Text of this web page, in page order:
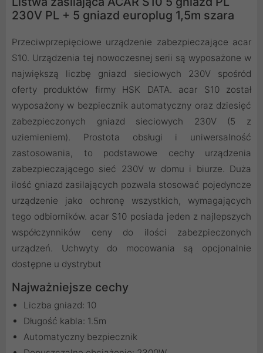
230V PL + 5 gniazd europlug 1,5m szara
Przeciwprzepięciowe urządzenie zabezpieczające acar
S10. Urządzenia tej nowoczesnej serii są wyposażone w
największą liczbę gniazd sieciowych 230V spośród
oferty produktów firmy HSK DATA. acar S10 został
wyposażony w bezpiecznik automatyczny oraz dziesięć
zabezpieczonych gniazd sieciowych 230V (5 z
uziemieniem). Prostota obsługi i uniwersalność
zastosowania, to podstawowe cechy urządzenia
zabezpieczającego sieć 230V w domu i biurze. Duża
ilość gniazd zasilających pozwala stosować pojedyncze
urządzenie jako ochronę wszystkich, wymagających
tego odbiorników. acar S10 posiada jeden z najlepszych
współczynników ceny do ilości zabezpieczonych
urządzeń. Uchwyty do mocowania są opcjonalnie
dostępne u dystrybut
Najważniejsze cechy
Liczba gniazd: 10
Długość kabla: 1.5m
Automatyczny bezpiecznik